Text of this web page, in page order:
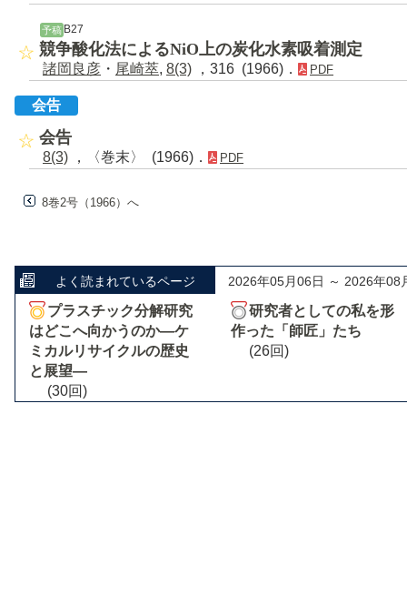
予稿 B27
競争酸化法によるNiO上の炭化水素吸着測定
諸岡良彦 ・ 尾崎萃, 8(3) ，316 (1966)． PDF
会告
会告
8(3) ，〈巻末〉 (1966)． PDF
8巻2号（1966）へ
よく読まれているページ 2026年05月06日 ～ 2026年08
プラスチック分解研究
はどこへ向かうのか―ケ
ミカルリサイクルの歴史
と展望―
(30回)
研究者としての私を形
作った「師匠」たち
(26回)